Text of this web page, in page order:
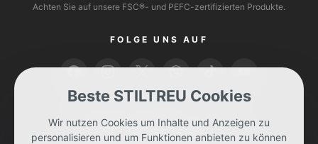
Achten Sie auf unsere FSC®- und PEFC-zertifizierten Produkte.
FOLGE UNS AUF
Beste STILTREU Cookies
Wir nutzen Cookies um Inhalte und Anzeigen zu
personalisieren und um Funktionen anbieten zu können